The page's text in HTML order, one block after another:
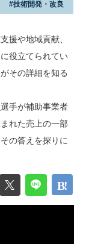
技術開発・改良
援や地域貢献、
役立てられてい
その詳細を知る
選手が補助事業者
れた売上の一部
の答えを探りに